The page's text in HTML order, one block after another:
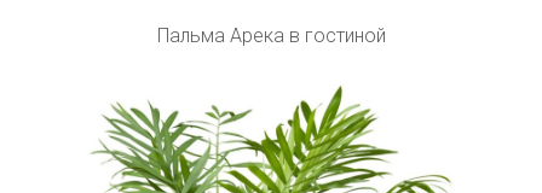
Пальма Арека в гостиной